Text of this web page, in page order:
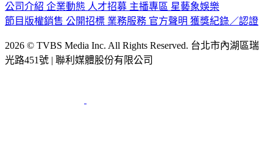
公司介紹 企業動態 人才招募 主播專區 星藝象娛樂
節目版權銷售 公開招標 業務服務 官方聲明 獲獎紀錄／認證
2026 © TVBS Media Inc. All Rights Reserved. 台北市內湖區瑞
光路451號 | 聯利媒體股份有限公司